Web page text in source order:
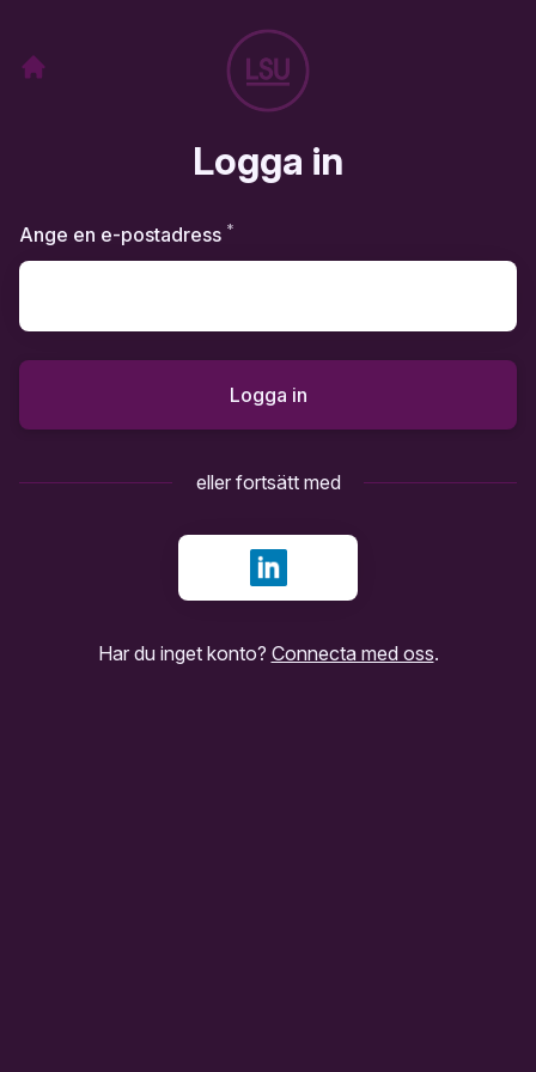
Logga in
Ange en e-postadress *
Logga in
eller fortsätt med
Logga in med LinkedIn
Har du inget konto? Connecta med oss.